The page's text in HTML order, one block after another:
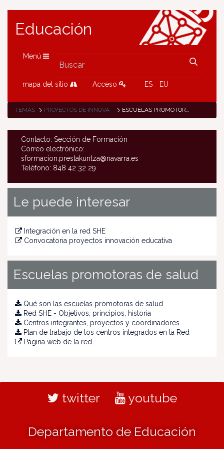
Educación
Menú
mapa del sitio Acceso ES EU
TEMAS PROYECTOS DE INNOVACIÓN EDUCATIVA ESCUELAS PROMOTORAS DE SALUD
Contacto: Sección de Formación
Correo electrónico:
sformacion.prestakuntza@navarra.es
Teléfono: 848 42 32 29
Le puede interesar
Integración en la red SHE
Convocatoria proyectos innovación educativa
Escuelas promotoras de salud
Qué son las escuelas promotoras de salud
Red SHE - Objetivos, principios, historia
Centros integrantes, proyectos y coordinadores
Plan de trabajo de los centros integrados en la Red
Página web de la red
twitter youtube
Departamento de Educación